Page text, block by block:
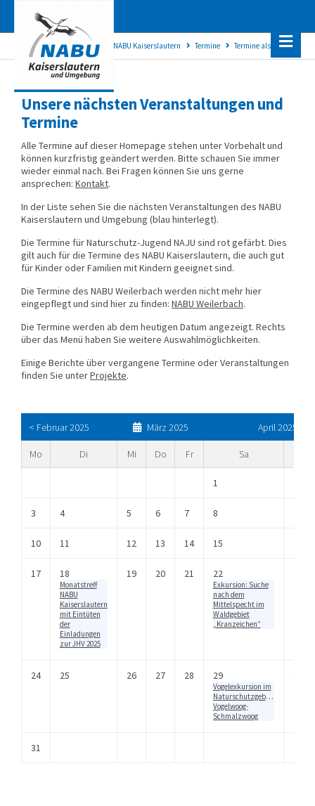
NABU Kaiserslautern Termine Termine als Kalender
Unsere nächsten Veranstaltungen und
Termine
Alle Termine auf dieser Homepage stehen unter Vorbehalt und
können kurzfristig geändert werden. Bitte schauen Sie immer
wieder einmal nach. Bei Fragen können Sie uns gerne
ansprechen: Kontakt.
In der Liste sehen Sie die nächsten Veranstaltungen des NABU
Kaiserslautern und Umgebung (blau hinterlegt).
Die Termine für Naturschutz-Jugend NAJU sind rot gefärbt. Dies
gilt auch für die Termine des NABU Kaiserslautern, die auch gut
für Kinder oder Familien mit Kindern geeignet sind.
Die Termine des NABU Weilerbach werden nicht mehr hier
eingepflegt und sind hier zu finden: NABU Weilerbach.
Die Termine werden ab dem heutigen Datum angezeigt. Rechts
über das Menü haben Sie weitere Auswahlmöglichkeiten.
Einige Berichte über vergangene Termine oder Veranstaltungen
finden Sie unterProjekte.
< Februar 2025 März 2025 April 2025 >
Mo Di Mi Do Fr Sa
1
3 4 5 6 7 8 9
10 11 12 13 14 15 16
17 18
Monatstreff
NABU
Kaiserslautern
mit Eintüten
der
Einladungen
zur JHV 2025
19 20 21 22
Exkursion: Suche
nach dem
Mittelspecht im
Waldgebiet
„Kranzeichen”
24 25 26 27 28 29
Vogelexkursion im
Naturschutzgebiet
Vogelwoog-
Schmalzwoog
30
31